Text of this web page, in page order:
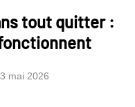
tout quitter :
mai 2026